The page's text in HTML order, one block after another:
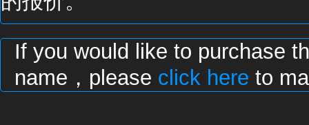
If you would like to purchase
name，please click here to